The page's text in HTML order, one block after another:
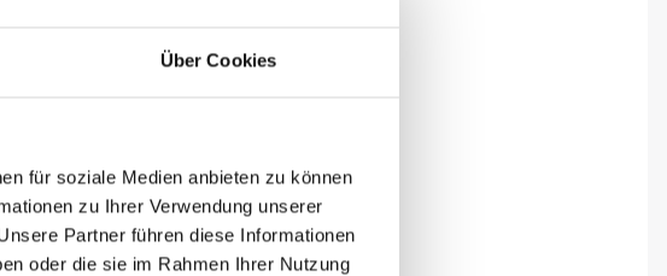
Über Cookies
für soziale Medien anbieten zu können
zu Ihrer Verwendung unserer
Partner führen diese Informationen
oder die sie im Rahmen Ihrer Nutzung